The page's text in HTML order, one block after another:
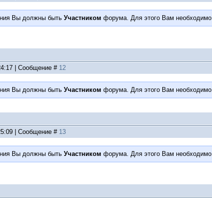
Вы должны быть Участником форума. Для этого Вам необходимо
| Сообщение # 12
Вы должны быть Участником форума. Для этого Вам необходимо
| Сообщение # 13
Вы должны быть Участником форума. Для этого Вам необходимо